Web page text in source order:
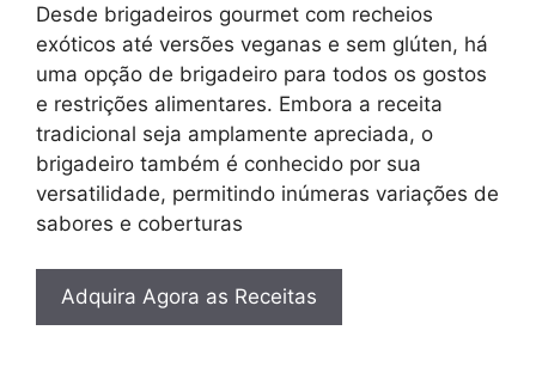
Desde brigadeiros gourmet com recheios
exóticos até versões veganas e sem glúten, há
uma opção de brigadeiro para todos os gostos
e restrições alimentares. Embora a receita
tradicional seja amplamente apreciada, o
brigadeiro também é conhecido por sua
versatilidade, permitindo inúmeras variações de
sabores e coberturas
Adquira Agora as Receitas